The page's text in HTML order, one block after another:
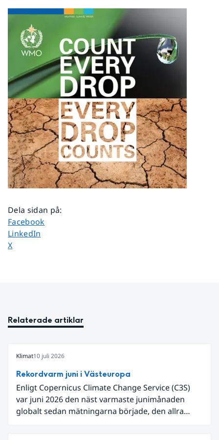
Dela sidan på:
Dela sidan på
Facebook
Dela sidan på
LinkedIn
Dela sidan på
X
Relaterade artiklar
Klimat10 juli 2026
Rekordvarm juni i Västeuropa
Enligt Copernicus Climate Change Service (C3S)
var juni 2026 den näst varmaste junimånaden
globalt sedan mätningarna började, den allra